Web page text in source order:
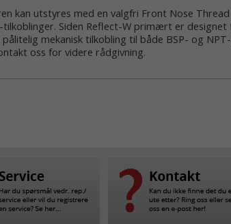
kan utstyres med en valgfri Front Nose
tilkoblinger. Siden Reflect-W primært er
mekanisk tilkobling til både BSP- og
oss for videre rådgivning.